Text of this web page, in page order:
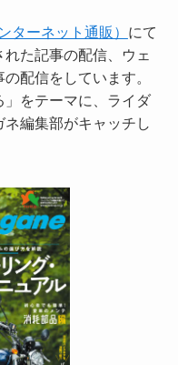
ターネット通販） にて
た記事の配信、ウェ
配信をしています。
」をテーマに、ライダ
編集部がキャッチし